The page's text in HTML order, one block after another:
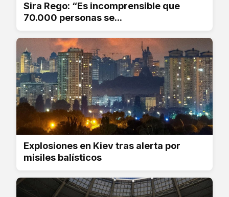
Sira Rego: “Es incomprensible que
70.000 personas se...
Explosiones en Kiev tras alerta por
misiles balísticos